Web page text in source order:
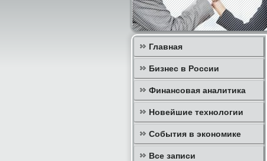
Главная
Бизнес в России
Финансовая аналитика
Новейшие технологии
События в экономике
Все записи